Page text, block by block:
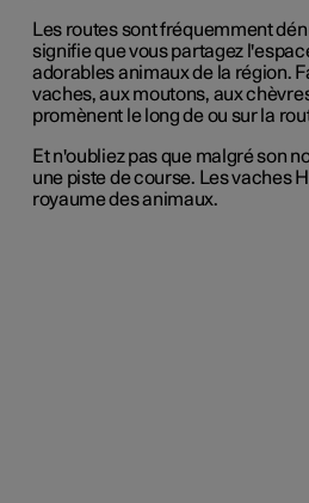
Les routes sont fréquemment
signifie que vous partagez
adorables animaux de la région.
vaches, aux moutons, aux
promènent le long de ou sur la
Et n'oubliez pas que malgré son
une piste de course. Les vaches
royaume des animaux.